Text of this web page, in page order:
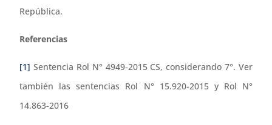
República.
Referencias
[1] Sentencia Rol N° 4949-2015 CS, considerando 7°. Ver
también las sentencias Rol N° 15.920-2015 y Rol N°
14.863-2016